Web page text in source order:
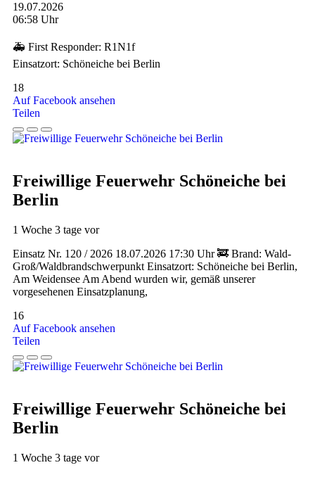
19.07.2026
06:58 Uhr
🚑 First Responder: R1N1f
Einsatzort: Schöneiche bei Berlin
18
Auf Facebook ansehen
Teilen
Freiwillige Feuerwehr Schöneiche bei
Berlin
1 Woche 3 tage vor
Einsatz Nr. 120 / 2026 18.07.2026 17:30 Uhr 🚒 Brand: Wald-
Groß/Waldbrandschwerpunkt Einsatzort: Schöneiche bei Berlin,
Am Weidensee Am Abend wurden wir, gemäß unserer
vorgesehenen Einsatzplanung,
16
Auf Facebook ansehen
Teilen
Freiwillige Feuerwehr Schöneiche bei
Berlin
1 Woche 3 tage vor